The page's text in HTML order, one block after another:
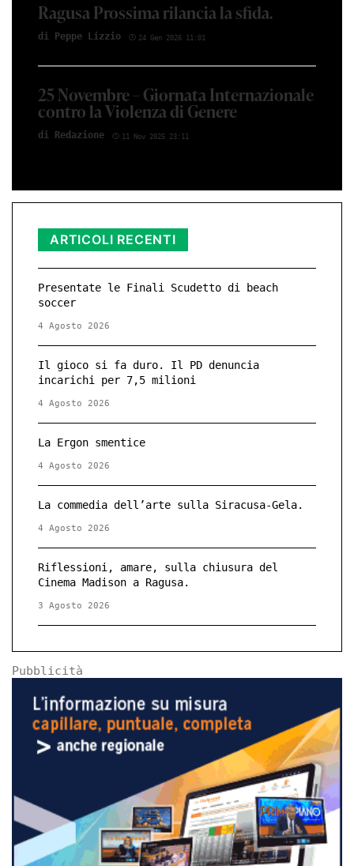
Ragusa Prossima rilancia la sfida.
di Peppe Li­z­zio 24 Gen 2026 11:01
25 Novembre – Giornata Internazionale
contro la Violenza di Genere
di Red­azio­ne 11 Nov 2025 23:11
ARTICOLI RECENTI
Presentate le Finali Scudetto di beach
soccer
4 Agosto 2026
Il gioco si fa duro. Il PD denuncia
incarichi per 7,5 milioni
4 Agosto 2026
La Ergon smentice
4 Agosto 2026
La commedia dell’arte sulla Siracusa-Gela.
4 Agosto 2026
Riflessioni, amare, sulla chiusura del
Cinema Madison a Ragusa.
3 Agosto 2026
Pubblicità